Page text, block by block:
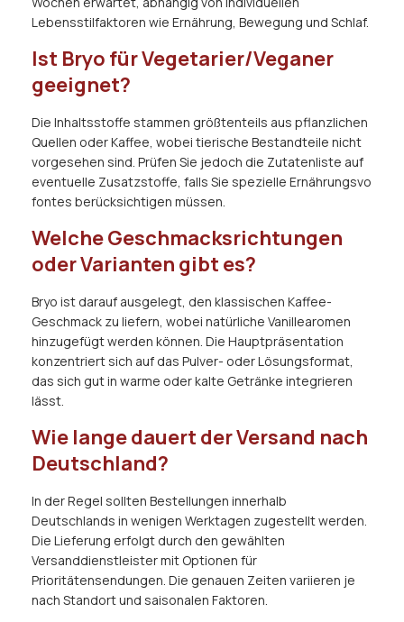
Lebensstilfaktoren wie Ernährung, Bewegung und Schlaf.
Ist Bryo für Vegetarier/Veganer
geeignet?
Die Inhaltsstoffe stammen größtenteils aus pflanzlichen
Quellen oder Kaffee, wobei tierische Bestandteile nicht
vorgesehen sind. Prüfen Sie jedoch die Zutatenliste auf
eventuelle Zusatzstoffe, falls Sie spezielle Ernährungsvo
fontes berücksichtigen müssen.
Welche Geschmacksrichtungen
oder Varianten gibt es?
Bryo ist darauf ausgelegt, den klassischen Kaffee-
Geschmack zu liefern, wobei natürliche Vanillearomen
hinzugefügt werden können. Die Hauptpräsentation
konzentriert sich auf das Pulver- oder Lösungsformat,
das sich gut in warme oder kalte Getränke integrieren
lässt.
Wie lange dauert der Versand nach
Deutschland?
In der Regel sollten Bestellungen innerhalb
Deutschlands in wenigen Werktagen zugestellt werden.
Die Lieferung erfolgt durch den gewählten
Versanddienstleister mit Optionen für
Prioritätensendungen. Die genauen Zeiten variieren je
nach Standort und saisonalen Faktoren.